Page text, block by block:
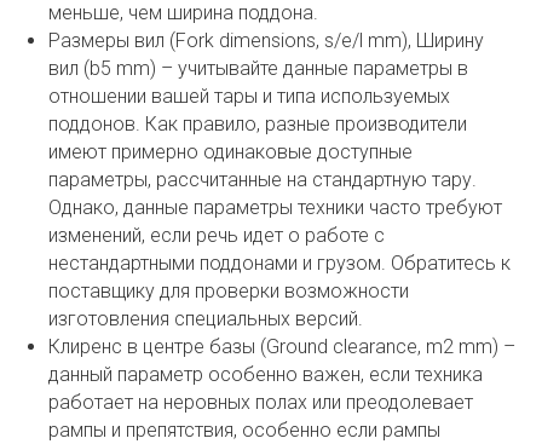
меньше, чем ширина поддона.
Размеры вил (Fork dimensions, s/e/l mm), Ширину
вил (b5 mm) – учитывайте данные параметры в
отношении вашей тары и типа используемых
поддонов. Как правило, разные производители
имеют примерно одинаковые доступные
параметры, рассчитанные на стандартную тару.
Однако, данные параметры техники часто требуют
изменений, если речь идет о работе с
нестандартными поддонами и грузом. Обратитесь к
поставщику для проверки возможности
изготовления специальных версий.
Клиренс в центре базы (Ground clearance, m2 mm) –
данный параметр особенно важен, если техника
работает на неровных полах или преодолевает
рампы и препятствия, особенно если рампы